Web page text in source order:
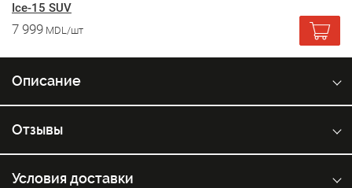
Ice-15 SUV
7 999 MDL/шт
Описание
Отзывы
Условия доставки